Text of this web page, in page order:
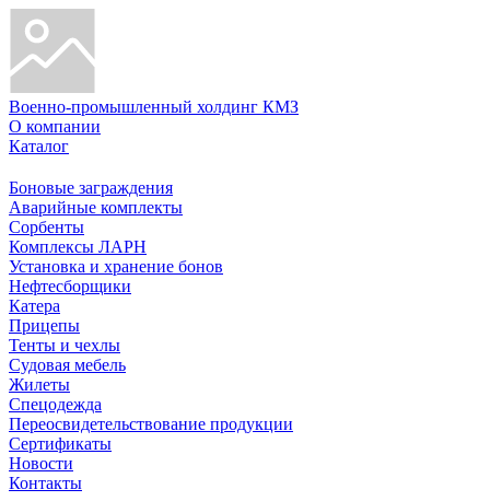
Военно-промышленный холдинг КМЗ
О компании
Каталог
Боновые заграждения
Аварийные комплекты
Сорбенты
Комплексы ЛАРН
Установка и хранение бонов
Нефтесборщики
Катера
Прицепы
Тенты и чехлы
Судовая мебель
Жилеты
Спецодежда
Переосвидетельствование продукции
Сертификаты
Новости
Контакты